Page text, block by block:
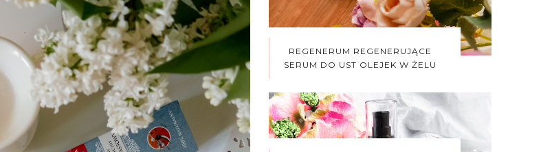
REGENERUM REGENERUJĄCE
SERUM DO UST OLEJEK W ŻELU